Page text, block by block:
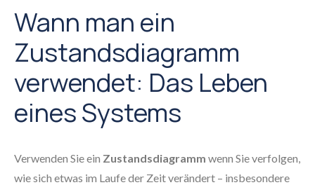
Wann man ein
Zustandsdiagramm
verwendet: Das Leben
eines Systems
Verwenden Sie ein Zustandsdiagramm wenn Sie verfolgen,
wie sich etwas im Laufe der Zeit verändert – insbesondere